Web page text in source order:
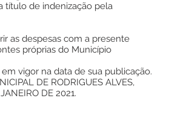
título de indenização pela
as despesas com a presente
próprias do Município
vigor na data de sua publicação.
DE RODRIGUES ALVES,
DE 2021.